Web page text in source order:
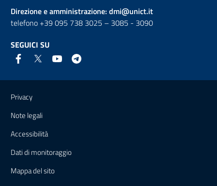
Direzione e amministrazione: dmi@unict.it
telefono +39 095 738 3025 – 3085 - 3090
SEGUICI SU
Link e informazioni utili
Privacy
Note legali
Accessibilità
Dati di monitoraggio
Mappa del sito